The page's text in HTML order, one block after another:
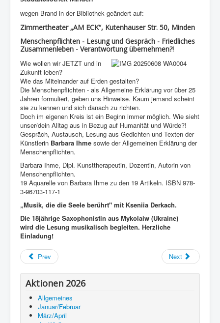
wegen Brand in der Bibliothek geändert auf:
Zimmertheater „AM ECK“, Kutenhauser Str. 50, Minden
Menschenpflichten - Lesung und Gespräch - Friedliches
Zusammenleben - Verantwortung übernehmen?!
Wie wollen wir JETZT und in
Zukunft leben?
Wie das Miteinander auf Erden gestalten?
Die Menschenpflichten - als Allgemeine Erklärung vor über 25
Jahren formuliert, geben uns Hinweise. Kaum jemand scheint
sie zu kennen und sich danach zu richten.
Doch im eigenen Kreis ist ein Beginn immer möglich. Wie sieht
unser/dein Alltag aus in Bezug auf Humanität und Würde?!
Gespräch, Austausch, Lesung aus Gedichten und Texten der
Künstlerin Barbara Ihme sowie der Allgemeinen Erklärung der
Menschenpflichten.
Barbara Ihme, Dipl. Kunsttherapeutin, Dozentin, Autorin von
Menschenpflichten.
19 Aquarelle von Barbara Ihme zu den 19 Artikeln. ISBN 978-
3-96703-117-1
„Musik, die die Seele berührt" mit Kseniia Derkach.
Die 18jährige Saxophonistin aus Mykolaiw (Ukraine)
wird die Lesung musikalisch begleiten. Herzliche
Einladung!
Prev Next
Aktionen 2026
Allgemeines
Januar/Februar
März/April